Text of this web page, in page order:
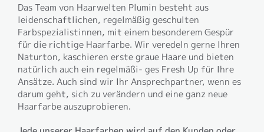
Das Team von Haarwelten Plumin besteht aus
leidenschaftlichen, regelmäßig geschulten
Farbspezialistinnen, mit einem besonderem Gespür
für die richtige Haarfarbe. Wir veredeln gerne Ihren
Naturton, kaschieren erste graue Haare und bieten
natürlich auch ein regelmäßi- ges Fresh Up für Ihre
Ansätze. Auch sind wir Ihr Ansprechpartner, wenn es
darum geht, sich zu verändern und eine ganz neue
Haarfarbe auszuprobieren.